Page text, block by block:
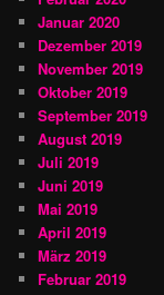
Januar 2020
Dezember 2019
November 2019
Oktober 2019
September 2019
August 2019
Juli 2019
Juni 2019
Mai 2019
April 2019
März 2019
Februar 2019